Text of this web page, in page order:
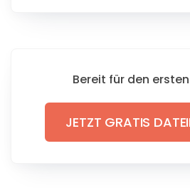
Bereit für den
JETZT GRATIS